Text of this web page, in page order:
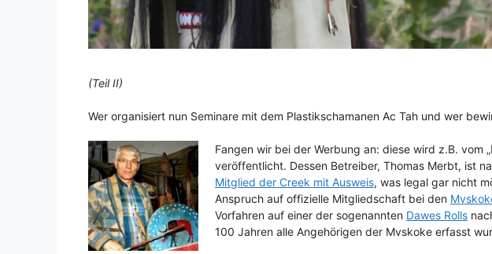
(Teil II)
Wer organisiert nun Seminare mit dem Plastikschamanen Ac Tah und wer
Fangen wir bei der Werbung an: diese wird z.B. vom
veröffentlicht. Dessen Betreiber, Thomas Merbt, ist
Mitglied der Creek mit Ausweis, was legal gar nicht
Anspruch auf offizielle Mitgliedschaft bei den
Vorfahren auf einer der sogenannten Dawes Rolls
100 Jahren alle Angehörigen der Mvskoke erfasst